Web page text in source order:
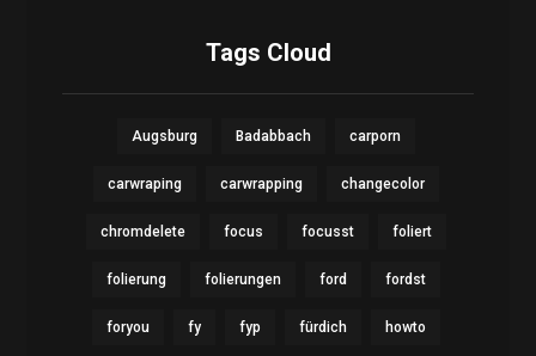
Tags Cloud
Augsburg Badabbach carporn
carwraping carwrapping changecolor
chromdelete focus focusst foliert
folierung folierungen ford fordst
foryou fy fyp fürdich howto